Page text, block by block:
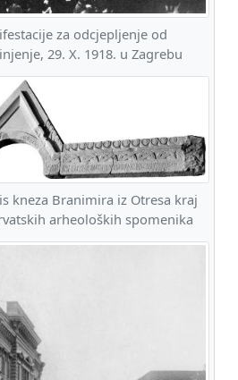
za odcjepljenje od
29. X. 1918. u Zagrebu
kneza Branimira iz Otresa kraj
arheoloških spomenika